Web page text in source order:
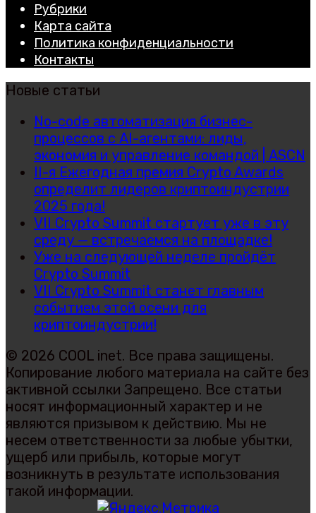
Рубрики
Карта сайта
Политика конфиденциальности
Контакты
Новые статьи
No-code автоматизация бизнес-
процессов с AI-агентами: лиды,
экономия и управление командой | ASCN
II-я Ежегодная премия Crypto Awards
определит лидеров криптоиндустрии
2025 года!
VII Crypto Summit стартует уже в эту
среду — встречаемся на площадке!
Уже на следующей неделе пройдёт
Crypto Summit
VII Crypto Summit станет главным
событием этой осени для
криптоиндустрии!
© 2026 COOL inet. Все права защищены.
Копирование любого материала на сайте без
активной ссылки Запрещено. Все статьи
носят информационный характер и не
являются призывом к действию. Мы не
несем ответственности за любые убытки,
ущерб или прибыль, которые могут
возникнуть в результате использования
такой информации.